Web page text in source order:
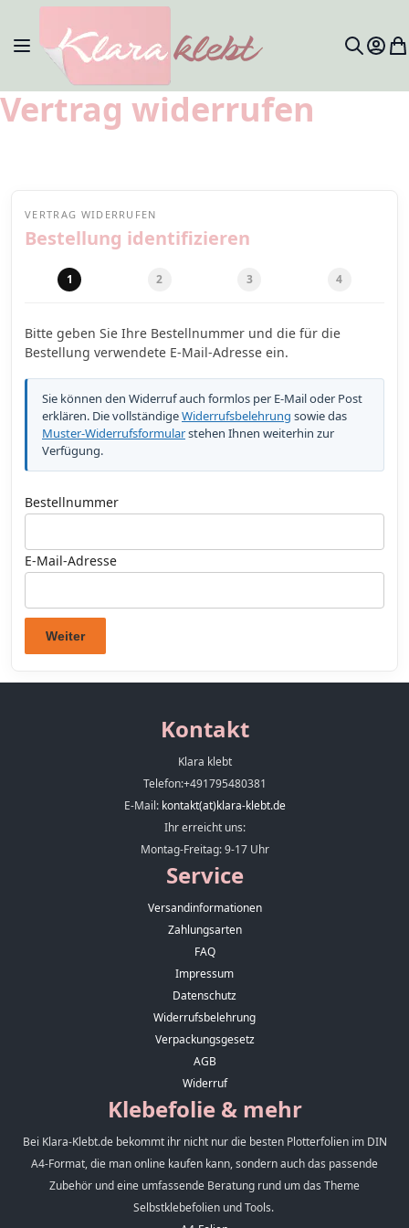
Navigation umschalten
Mein
Vertrag widerrufen
VERTRAG WIDERRUFEN
Bestellung identifizieren
1 2 3 4
Bitte geben Sie Ihre Bestellnummer und die für die
Bestellung verwendete E-Mail-Adresse ein.
Sie können den Widerruf auch formlos per E-Mail oder Post
erklären. Die vollständigeWiderrufsbelehrung sowie das
Muster-Widerrufsformularstehen Ihnen weiterhin zur
Verfügung.
Bestellnummer
E-Mail-Adresse
Weiter
Kontakt
Klara klebt
Telefon:+491795480381
E-Mail: kontakt(at)klara-klebt.de
Ihr erreicht uns:
Montag-Freitag: 9-17 Uhr
Service
Versandinformationen
Zahlungsarten
FAQ
Impressum
Datenschutz
Widerrufsbelehrung
Verpackungsgesetz
AGB
Widerruf
Klebefolie & mehr
Bei Klara-Klebt.de bekommt ihr nicht nur die besten Plotterfolien im DIN
A4-Format, die man online kaufen kann, sondern auch das passende
Zubehör und eine umfassende Beratung rund um das Theme
Selbstklebefolien und Tools.